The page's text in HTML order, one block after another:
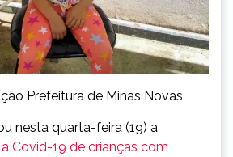
Prefeitura de Minas Novas
nesta quarta-feira (19) a
Covid-19 de crianças com